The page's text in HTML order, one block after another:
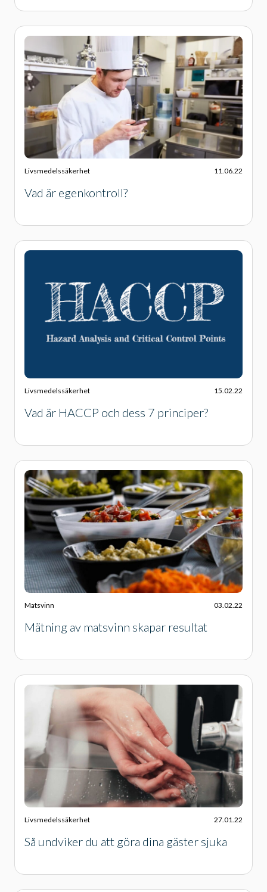
Livsmedelssäkerhet 11.06.22
Vad är egenkontroll?
Livsmedelssäkerhet 15.02.22
Vad är HACCP och dess 7 principer?
Matsvinn 03.02.22
Mätning av matsvinn skapar resultat
Livsmedelssäkerhet 27.01.22
Så undviker du att göra dina gäster sjuka